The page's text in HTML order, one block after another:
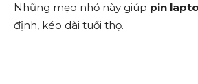
Những mẹo nhỏ này giúp pin
định, kéo dài tuổi thọ.